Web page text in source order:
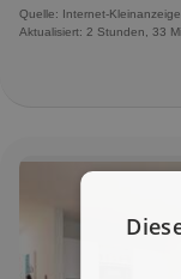
Quelle: Internet-
Aktualisiert: 2 Stunden, 33